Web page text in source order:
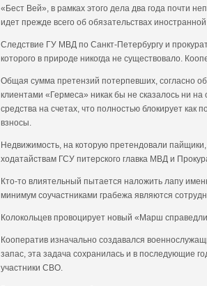
«Бест Вей», в рамках этого дела два года почти
идет прежде всего об обязательствах
Следствие ГУ МВД по Санкт-Петербургу и
которого в природе никогда не существовало.
Общая сумма претензий потерпевших, согласно
клиентами «Гермеса» никак бы не сказалось ни
средства на счетах, что полностью блокирует как
взносы.
Недвижимость, на которую претендовали
ходатайствам ГСУ питерского главка МВД и
Кто-то влиятельный пытается наложить лапу
минимум соучастниками грабежа являются
Колокольцев провоцирует новый «Марш
Кооператив изначально создавался
запас, эта задача сохранилась и в последующие
участники СВО.